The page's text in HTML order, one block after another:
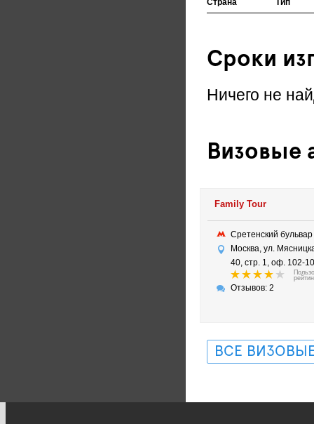
Страна Тип
Сроки
Ничего не
Визовые
Family Tour
Сретенский
Москва, ул.
40, стр. 1, оф. 102-
Отзывов: 2
ВСЕ